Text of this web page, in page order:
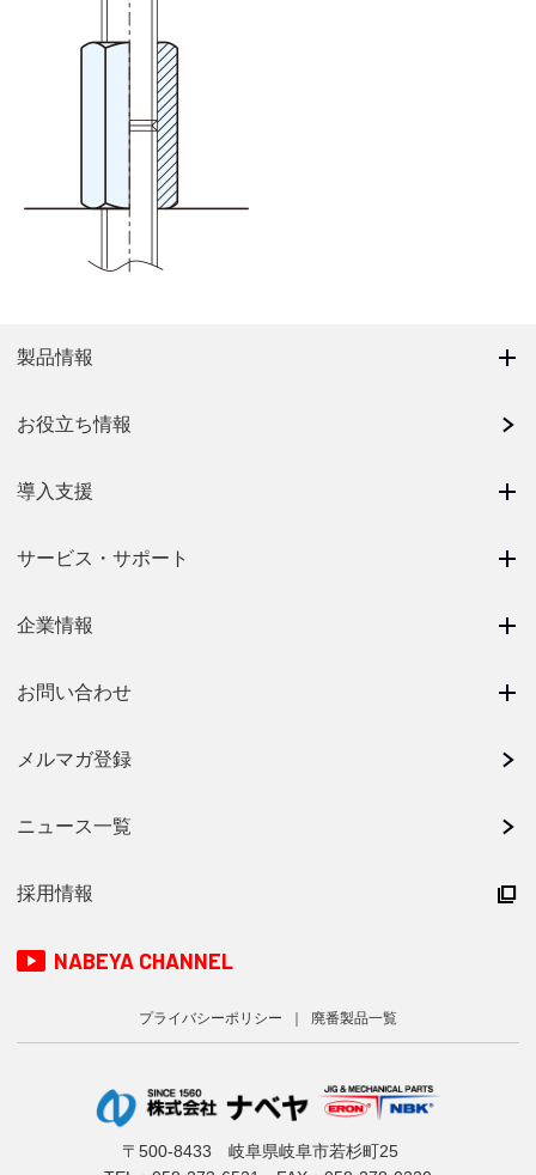
製品情報
お役立ち情報
導入支援
サービス・サポート
企業情報
お問い合わせ
メルマガ登録
ニュース一覧
採用情報
NABEYA CHANNEL
プライバシーポリシー 廃番製品一覧
〒500-8433 岐阜県岐阜市若杉町25